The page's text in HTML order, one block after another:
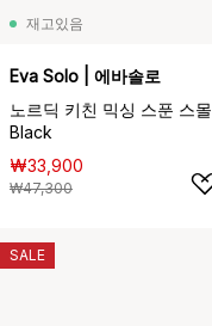
재고있음
Eva Solo | 에바솔로
노르딕 키친 믹싱 스푼 스몰,
Black
₩33,900
₩47,300
SALE